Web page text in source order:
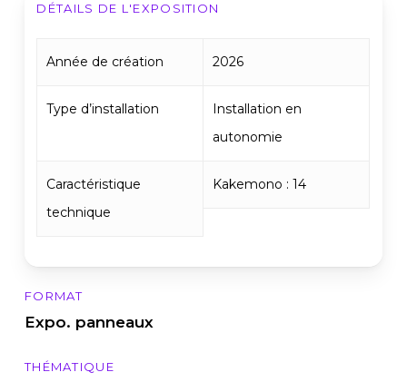
DÉTAILS DE L'EXPOSITION
Année de création 2026
Type d’installation
Installation en
autonomie
Caractéristique
technique
Kakemono : 14
FORMAT
Expo. panneaux
THÉMATIQUE